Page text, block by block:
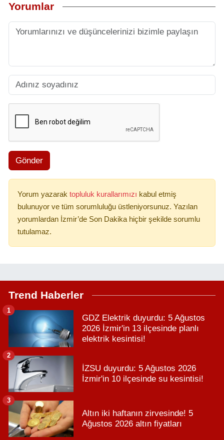
Yorumlar
Gönder
Yorum yazarak topluluk kurallarımızı kabul etmiş
bulunuyor ve tüm sorumluluğu üstleniyorsunuz. Yazılan
yorumlardan İzmir’de Son Dakika hiçbir şekilde sorumlu
tutulamaz.
Trend Haberler
GDZ Elektrik duyurdu: 5 Ağustos
2026 İzmir'in 13 ilçesinde planlı
elektrik kesintisi!
1
İZSU duyurdu: 5 Ağustos 2026
İzmir'in 10 ilçesinde su kesintisi!
2
Altın iki haftanın zirvesinde! 5
Ağustos 2026 altın fiyatları
3